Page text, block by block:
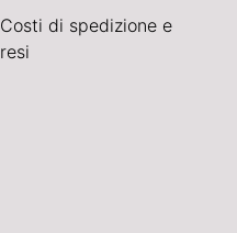
Costi di spedizione e
resi